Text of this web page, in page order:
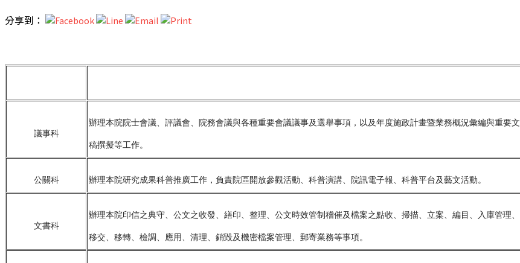
分享到：
議事科
辦理本院院士會議、評議會、院務會議與各種重要會議議事及選舉事項，以及年度施政計畫暨業務概況彙編與重要文
稿撰擬等工作。
公關科 辦理本院研究成果科普推廣工作，負責院區開放參觀活動、科普演講、院訊電子報、科普平台及藝文活動。
文書科
辦理本院印信之典守、公文之收發、繕印、整理、公文時效管制稽催及檔案之點收、掃描、立案、編目、入庫管理、
移交、移轉、檢調、應用、清理、銷毀及機密檔案管理、郵寄業務等事項。